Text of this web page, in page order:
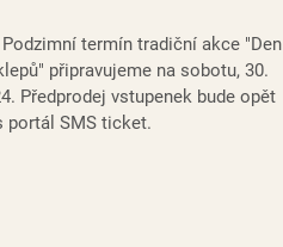
Podzimní termín tradiční akce "Den
připravujeme na sobotu, 30.
Předprodej vstupenek bude opět
portál SMS ticket.